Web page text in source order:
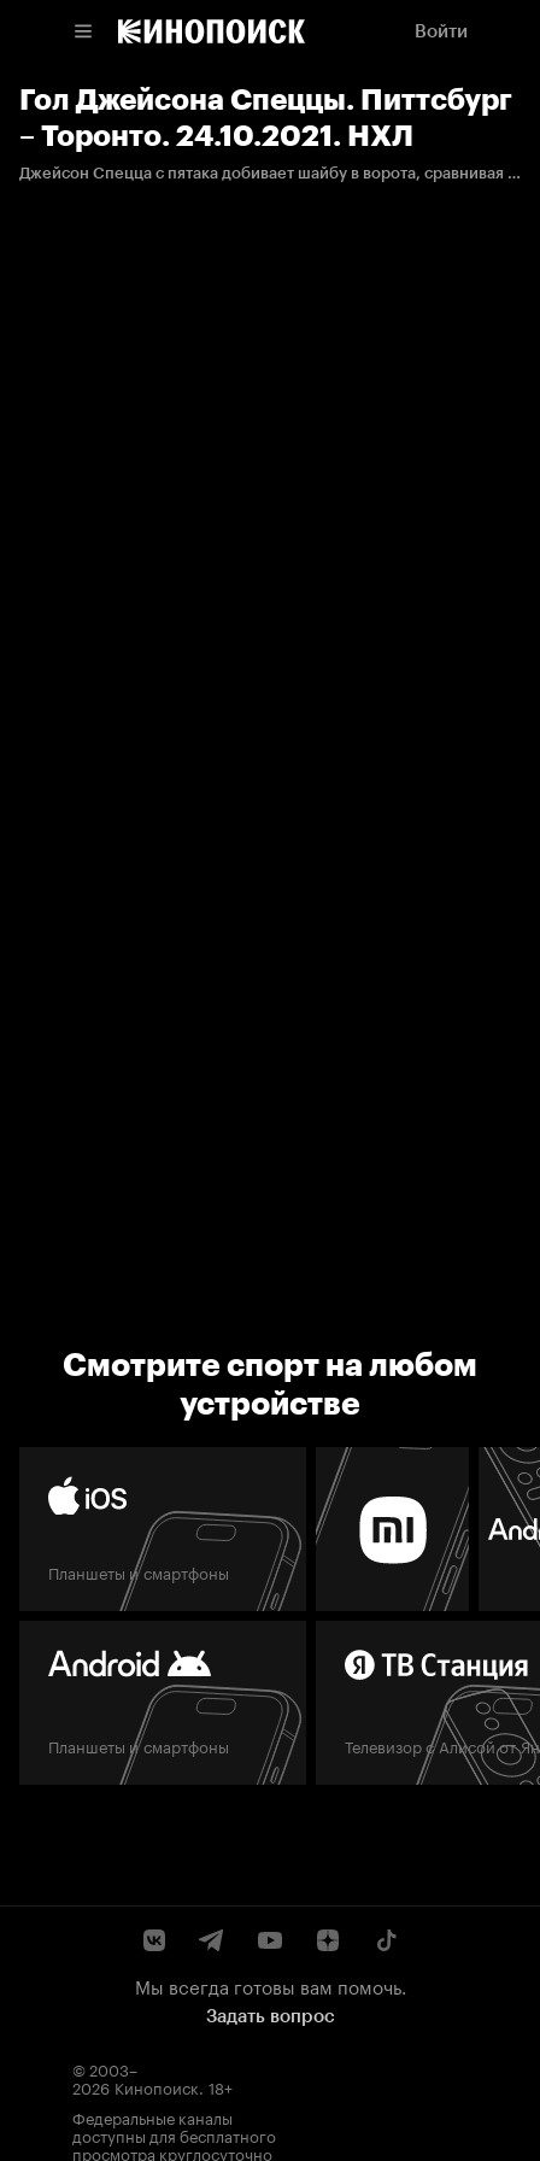
Войти
Гол Джейсона Спеццы. Питтсбург
– Торонто. 24.10.2021. НХЛ
Джейсон Спецца с пятака добивает шайбу в ворота, сравнивая счет
Смотрите спорт на любом
устройстве
Планшеты и смартфоны
Планшеты и смартфоны Телевизор с Алисой от
Мы всегда готовы вам помочь.
Задать вопрос
© 2003–
2026 Кинопоиск. 18+
Федеральные каналы
доступны для бесплатного
просмотра круглосуточно